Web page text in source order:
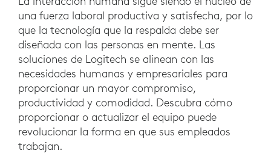
una fuerza laboral productiva y satisfecha, por lo
que la tecnología que la respalda debe ser
diseñada con las personas en mente. Las
soluciones de Logitech se alinean con las
necesidades humanas y empresariales para
proporcionar un mayor compromiso,
productividad y comodidad. Descubra cómo
proporcionar o actualizar el equipo puede
revolucionar la forma en que sus empleados
trabajan.